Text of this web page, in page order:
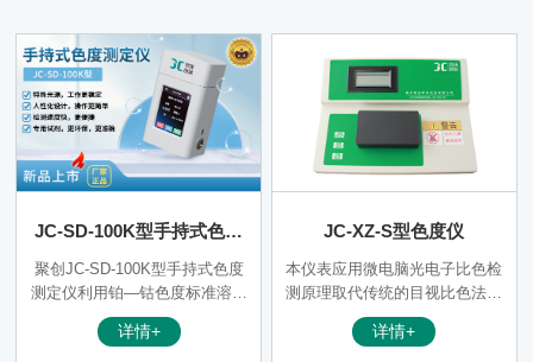
JC-SD-100K型手持式色度
测定仪
聚创JC-SD-100K型手持式色度
测定仪利用铂—钴色度标准溶液
进行标定，以“度”作为色度计量
单位，具有体积小、重量轻、操
详情+
JC-XZ-S型色度仪
本仪表应用微电脑光电子比色检
测原理取代传统的目视比色法。
消除了人为误差，因此测量分辨
率大大提高。测量时，当被测水
详情+